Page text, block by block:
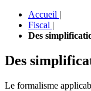
Accueil |
Fiscal |
Des
Des
Le formalisme